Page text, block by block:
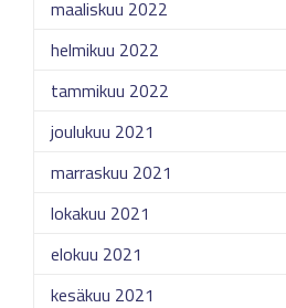
maaliskuu 2022
helmikuu 2022
tammikuu 2022
joulukuu 2021
marraskuu 2021
lokakuu 2021
elokuu 2021
kesäkuu 2021